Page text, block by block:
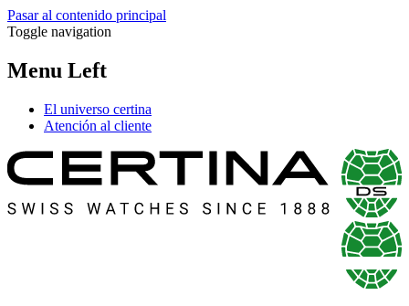
Pasar al contenido principal
Toggle navigation
Menu Left
El universo certina
Atención al cliente